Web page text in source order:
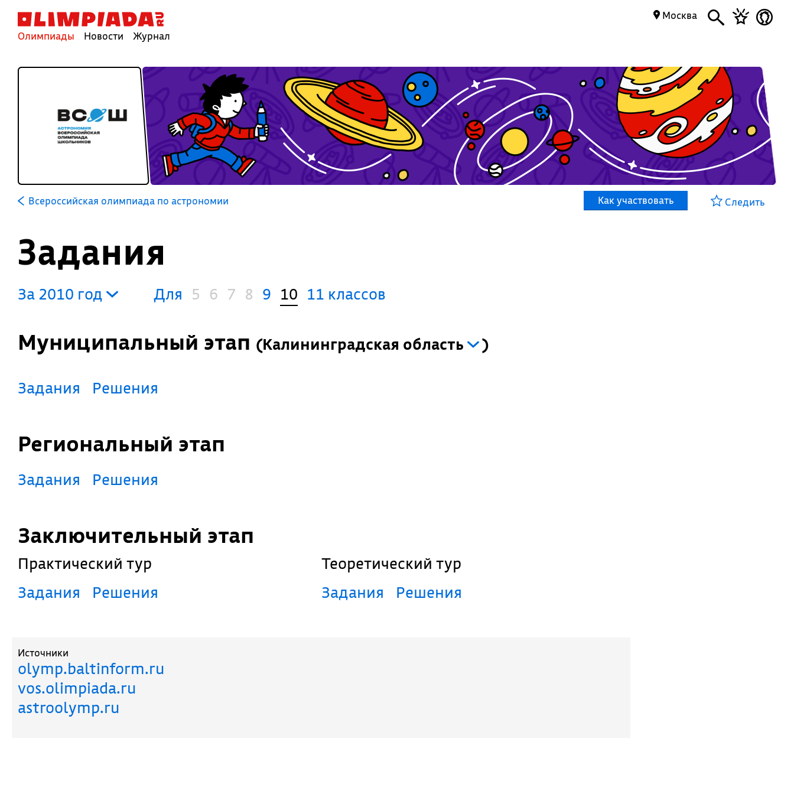
Олимпиады Новости Журнал
Москва
Всероссийская олимпиада по астрономии Как участвовать Следить
Задания
За 2010 год Для 5 6 7 8 9 10 11 классов
Муниципальный этап (Калининградская область )
Задания Решения
Региональный этап
Задания Решения
Заключительный этап
Практический тур
Задания
Решения
Теоретический тур
Задания
Решения
Источники
olymp.baltinform.ru
vos.olimpiada.ru
astroolymp.ru